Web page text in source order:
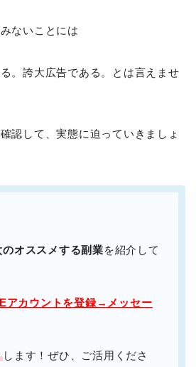
ないことには
。誇大広告である。とは言えませ
認して、実態に迫っていきましょ
オススメする副業を紹介して
アカウントを登録→メッセー
します！ぜひ、ご活用くださ